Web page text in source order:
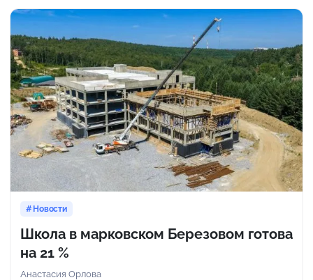
Новости
Школа в марковском Березовом готова
на 21 %
Анастасия Орлова